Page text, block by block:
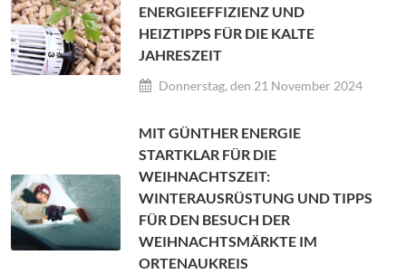
ENERGIEEFFIZIENZ UND
HEIZTIPPS FÜR DIE KALTE
JAHRESZEIT
Donnerstag, den 21 November 2024
MIT GÜNTHER ENERGIE
STARTKLAR FÜR DIE
WEIHNACHTSZEIT:
WINTERAUSRÜSTUNG UND TIPPS
FÜR DEN BESUCH DER
WEIHNACHTSMÄRKTE IM
ORTENAUKREIS